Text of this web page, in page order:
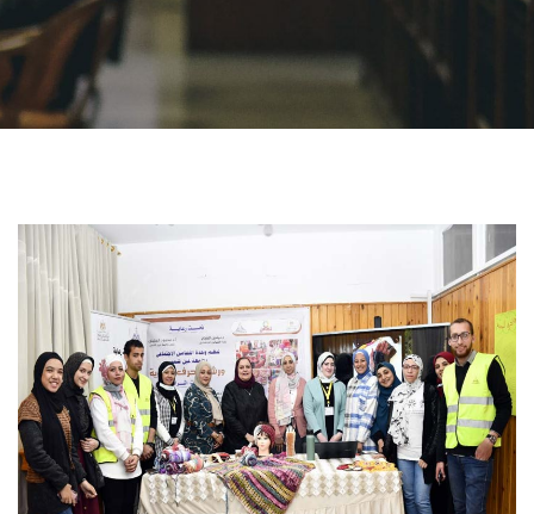
المراكز والوحدات
الأنظمة الذكية
تواصل معنا
الطلاب
هيئة التدريس
الدراسات العليا